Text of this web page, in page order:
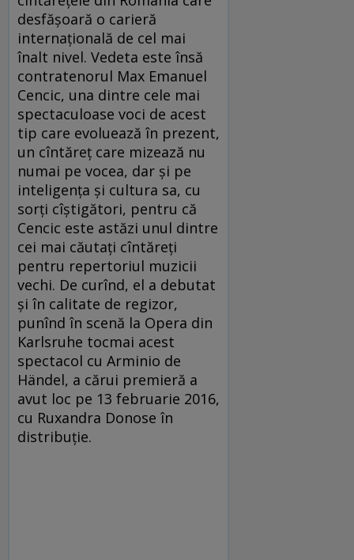
desfășoară o carieră
internațională de cel mai
înalt nivel. Vedeta este însă
contratenorul Max Emanuel
Cencic, una dintre cele mai
spectaculoase voci de acest
tip care evoluează în prezent,
un cîntăreț care mizează nu
numai pe vocea, dar și pe
inteligența și cultura sa, cu
sorți cîștigători, pentru că
Cencic este astăzi unul dintre
cei mai căutați cîntăreți
pentru repertoriul muzicii
vechi. De curînd, el a debutat
și în calitate de regizor,
punînd în scenă la Opera din
Karlsruhe tocmai acest
spectacol cu Arminio de
Händel, a cărui premieră a
avut loc pe 13 februarie 2016,
cu Ruxandra Donose în
distribuție.